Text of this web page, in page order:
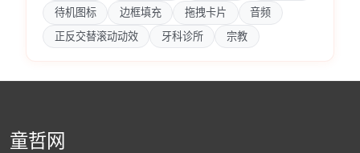
待机图标
边框填充 拖拽卡片
音频
正反交替滚动动效
牙科诊所 宗教
童哲网